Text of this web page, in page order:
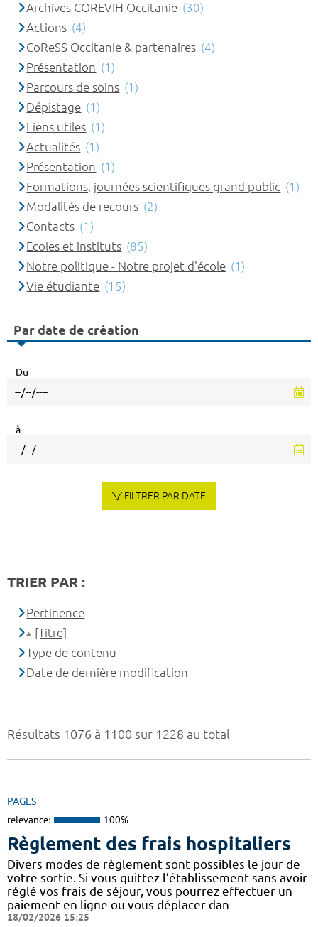
Résultats 1076 à 1100 sur 1228 au total
PAGES
relevance: 100%
Règlement des frais hospitaliers
Divers modes de règlement sont possibles le jour de
votre sortie. Si vous quittez l’établissement sans avoir
réglé vos frais de séjour, vous pourrez effectuer un
paiement en ligne ou vous déplacer dan
18/02/2026 15:25
Archives COREVIH Occitanie (30)
Actions (4)
CoReSS Occitanie & partenaires (4)
Présentation (1)
Parcours de soins (1)
Dépistage (1)
Liens utiles (1)
Actualités (1)
Présentation (1)
Formations, journées scientifiques grand public (1)
Modalités de recours (2)
Contacts (1)
Ecoles et instituts (85)
Notre politique - Notre projet d'école (1)
Vie étudiante (15)
Par date de création
Du
à
FILTRER PAR DATE
TRIER PAR :
Pertinence
[Titre]
Type de contenu
Date de dernière modification